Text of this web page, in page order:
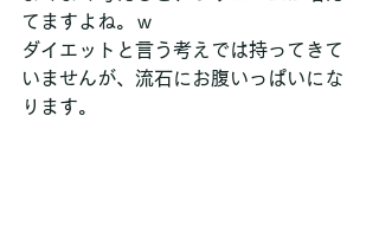
てますよね。ｗ
ダイエットと言う考えでは持ってきて
いませんが、流石にお腹いっぱいにな
ります。